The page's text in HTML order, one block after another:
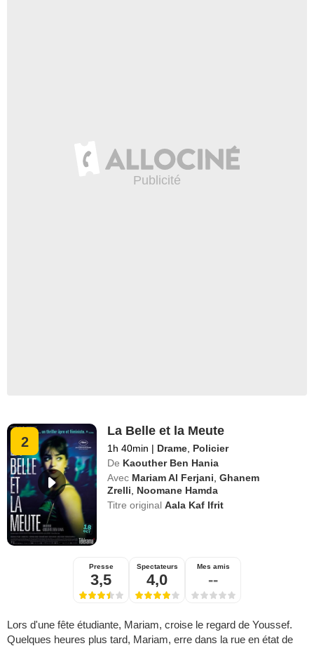
2
La Belle et la Meute
1h 40min | Drame Policier
De Kaouther Ben Hania
Avec Mariam Al Ferjani ,Ghanem
Zrelli
Noomane Hamda
Titre originalAala Kaf Ifrit
Presse
3,5
Spectateurs
4,0
Mes amis
--
Lors d'une fête étudiante, Mariam, croise le regard de Youssef.
Quelques heures plus tard, Mariam, erre dans la rue en état de